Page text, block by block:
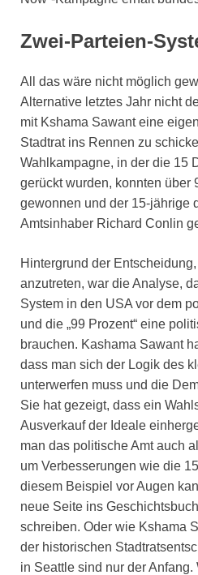
Zwei-Parteien-
All das wäre nicht möglich
Alternative letztes Jahr nicht
mit Kshama Sawant eine
Stadtrat ins Rennen zu
Wahlkampagne, in der die 15
gerückt wurden, konnten über
gewonnen und der 15-jährige
Amtsinhaber Richard Conlin
Hintergrund der
anzutreten, war die Analyse,
System in den USA vor dem
und die „99 Prozent“ eine
brauchen. Kashama Sawant
dass man sich der Logik des
unterwerfen muss und die
Sie hat gezeigt, dass ein
Ausverkauf der Ideale
man das politische Amt auch
um Verbesserungen wie die
diesem Beispiel vor Augen
neue Seite ins
schreiben. Oder wie Kshama
der historischen
in Seattle sind nur der